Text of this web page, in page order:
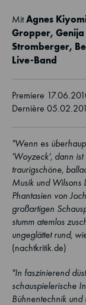
MitAgnes
Gropper,
Stromberger,
Live-Band
Premiere
Dernière
"Wenn es
'Woyzeck', dann
traurigschöne,
Musik und Wilsons
Phantasien von
großartigen
stumm atemlos
ungeglättet rund,
(nachtkritik.de)
"In faszinierend
schauspielerische
Bühnentechnik und